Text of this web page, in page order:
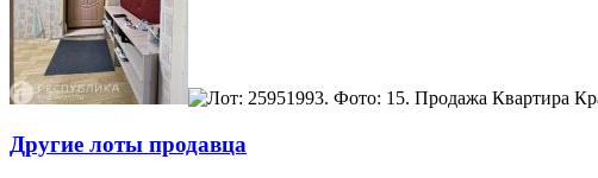
Другие лоты продавца